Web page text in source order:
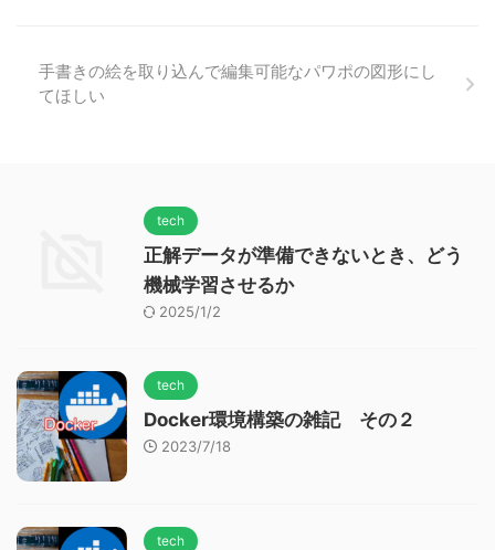
手書きの絵を取り込んで編集可能なパワポの図形にし
てほしい
tech
正解データが準備できないとき、どう
機械学習させるか
2025/1/2
tech
Docker環境構築の雑記 その２
2023/7/18
tech